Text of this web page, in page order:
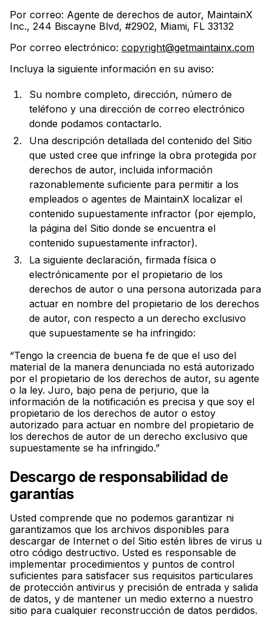
Por correo: Agente de derechos de autor, MaintainX
Inc., 244 Biscayne Blvd, #2902, Miami, FL 33132
Por correo electrónico: copyright@getmaintainx.com
Incluya la siguiente información en su aviso:
Su nombre completo, dirección, número de
teléfono y una dirección de correo electrónico
donde podamos contactarlo.
Una descripción detallada del contenido del Sitio
que usted cree que infringe la obra protegida por
derechos de autor, incluida información
razonablemente suficiente para permitir a los
empleados o agentes de MaintainX localizar el
contenido supuestamente infractor (por ejemplo,
la página del Sitio donde se encuentra el
contenido supuestamente infractor).
La siguiente declaración, firmada física o
electrónicamente por el propietario de los
derechos de autor o una persona autorizada para
actuar en nombre del propietario de los derechos
de autor, con respecto a un derecho exclusivo
que supuestamente se ha infringido:
“Tengo la creencia de buena fe de que el uso del
material de la manera denunciada no está autorizado
por el propietario de los derechos de autor, su agente
o la ley. Juro, bajo pena de perjurio, que la
información de la notificación es precisa y que soy el
propietario de los derechos de autor o estoy
autorizado para actuar en nombre del propietario de
los derechos de autor de un derecho exclusivo que
supuestamente se ha infringido.”
Descargo de responsabilidad de
garantías
Usted comprende que no podemos garantizar ni
garantizamos que los archivos disponibles para
descargar de Internet o del Sitio estén libres de virus u
otro código destructivo. Usted es responsable de
implementar procedimientos y puntos de control
suficientes para satisfacer sus requisitos particulares
de protección antivirus y precisión de entrada y salida
de datos, y de mantener un medio externo a nuestro
sitio para cualquier reconstrucción de datos perdidos.